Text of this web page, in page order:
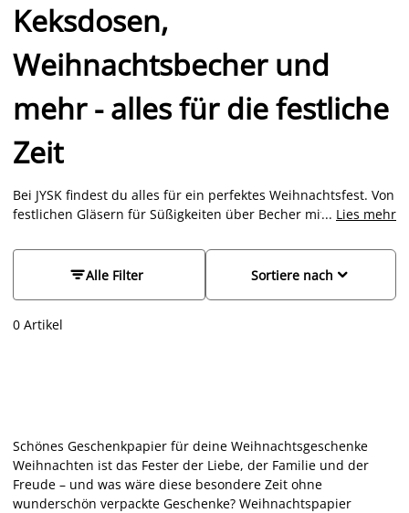
Keksdosen,
Weihnachtsbecher und
mehr - alles für die festliche
Zeit
Bei JYSK findest du alles für ein perfektes Weihnachtsfest. Von
festlichen Gläsern für Süßigkeiten über Becher mit
findest du alles, was das Herz zur schönsten Zeit des Jahres
begehrt. Wenn du auf der Suche nach günstigen und schönen
deiner JYSK-Filiale vorbei und gestalte das diesjährige
... Lies mehr
Alle Filter 
Sortiere nach
0 Artikel
Schönes Geschenkpapier für deine Weihnachtsgeschenke
Weihnachten ist das Fester der Liebe, der Familie und der
Freude – und was wäre diese besondere Zeit ohne
wunderschön verpackte Geschenke? Weihnachtspapier